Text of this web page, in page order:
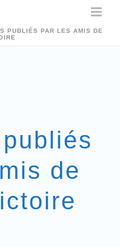
PUBLIÉS PAR LES AMIS DE
de